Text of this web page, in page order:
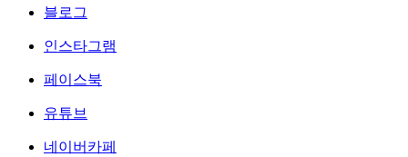
블로그
인스타그램
페이스북
유튜브
네이버카페